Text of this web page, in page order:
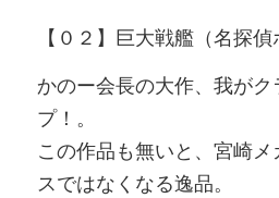
【０２】巨大戦艦（名探
かのー会長の大作、我が
プ！。
この作品も無いと、宮崎
スではなくなる逸品。